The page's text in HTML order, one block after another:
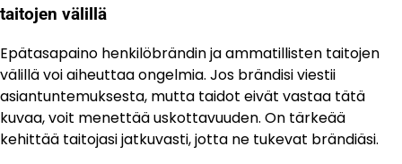
taitojen välillä
Epätasapaino henkilöbrändin ja ammatillisten taitojen
välillä voi aiheuttaa ongelmia. Jos brändisi viestii
asiantuntemuksesta, mutta taidot eivät vastaa tätä
kuvaa, voit menettää uskottavuuden. On tärkeää
kehittää taitojasi jatkuvasti, jotta ne tukevat brändiäsi.